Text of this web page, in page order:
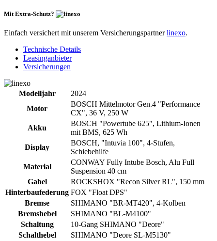
Mit Extra-Schutz?
Einfach versichert mit unserem Versicherungspartnerlinexo.
Technische Details
Leasinganbieter
Versicherungen
Modelljahr
2024
Motor
BOSCH Mittelmotor Gen.4 "Performance
CX", 36 V, 250 W
Akku
BOSCH "Powertube 625", Lithium-Ionen
mit BMS, 625 Wh
Display
BOSCH, "Intuvia 100", 4-Stufen,
Schiebehilfe
Material
CONWAY Fully Intube Bosch, Alu Full
Suspension 40 cm
Gabel
ROCKSHOX "Recon Silver RL", 150 mm
Hinterbaufederung FOX "Float DPS"
Bremse
SHIMANO "BR-MT420", 4-Kolben
Bremshebel
SHIMANO "BL-M4100"
Schaltung
10-Gang SHIMANO "Deore"
Schalthebel
SHIMANO "Deore SL-M5130"